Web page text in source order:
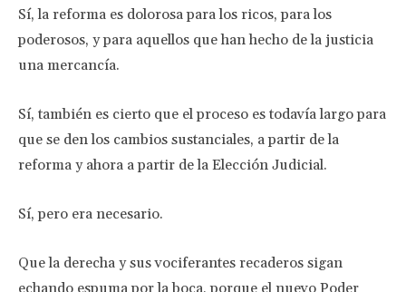
Sí, la reforma es dolorosa para los ricos, para los
poderosos, y para aquellos que han hecho de la justicia
una mercancía.
Sí, también es cierto que el proceso es todavía largo para
que se den los cambios sustanciales, a partir de la
reforma y ahora a partir de la Elección Judicial.
Sí, pero era necesario.
Que la derecha y sus vociferantes recaderos sigan
echando espuma por la boca, porque el nuevo Poder